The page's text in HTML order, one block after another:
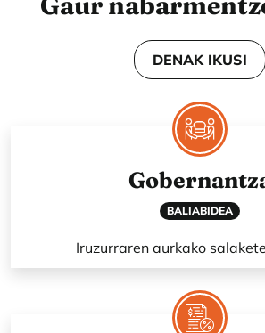
DENAK IKUSI
BALIABIDEA
Iruzurraren aurkako